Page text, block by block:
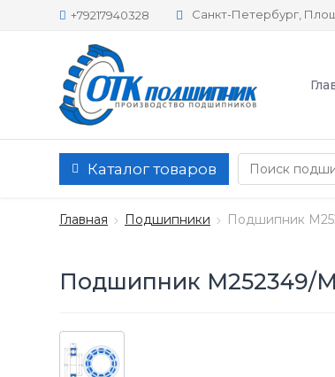
+79217940328 Санкт-Петербург,
Каталог товаров
Главная Подшипники Подшипник
Подшипник M252349/